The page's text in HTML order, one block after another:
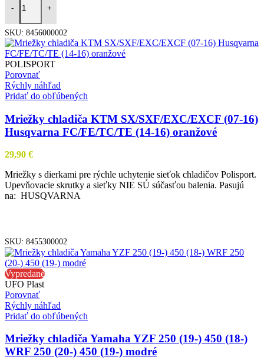
- +
PRIDAŤ DO KOŠÍKA
SKU: 8456000002
POLISPORT
Porovnať
Rýchly náhľad
Pridať do obľúbených
Mriežky chladiča KTM SX/SXF/EXC/EXCF (07-16)
Husqvarna FC/FE/TC/TE (14-16) oranžové
29,90 €
Mriežky s dierkami pre rýchle uchytenie sieťok chladičov Polisport.
Upevňovacie skrutky a sieťky NIE SÚ súčasťou balenia. Pasujú
na: HUSQVARNA
SKU: 8455300002
Vypredané
UFO Plast
Porovnať
Rýchly náhľad
Pridať do obľúbených
Mriežky chladiča Yamaha YZF 250 (19-) 450 (18-)
WRF 250 (20-) 450 (19-) modré